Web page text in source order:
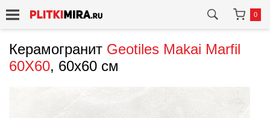
0
Керамогранит Geotiles Makai Marfil
60X60, 60x60 см